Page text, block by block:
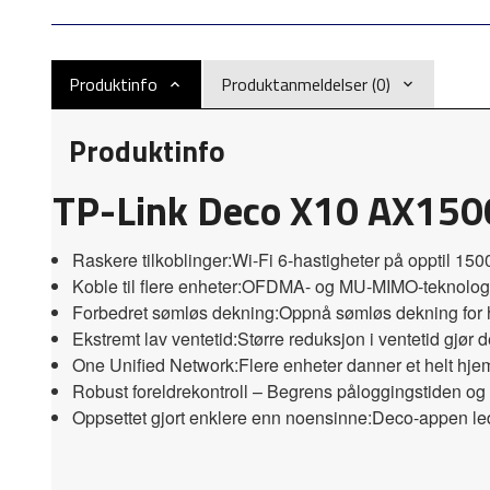
Produktinfo Produktanmeldelser (0)
Produktinfo
TP-Link Deco X10
Raskere tilkoblinger:Wi-Fi 6-hastigheter på opptil
Koble til flere enheter:OFDMA- og MU-MIMO-
Forbedret sømløs dekning:Oppnå sømløs dekning
Ekstremt lav ventetid:Større reduksjon i ventetid gjør
One Unified Network:Flere enheter danner et helt
Robust foreldrekontroll – Begrens påloggingstiden
Oppsettet gjort enklere enn noensinne:Deco-appen